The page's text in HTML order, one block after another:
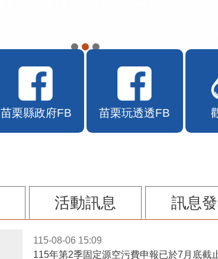
苗栗縣政府FB 苗栗玩透透FB
活動訊息 訊息
115-08-06 15:09